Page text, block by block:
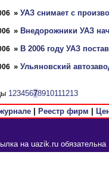
» УАЗ снимает с
» Внедорожники УАЗ
» В 2006 году УАЗ
» Ульяновский
1 234567891011 1213
| Реестр фирм
на uazik.ru обязательна